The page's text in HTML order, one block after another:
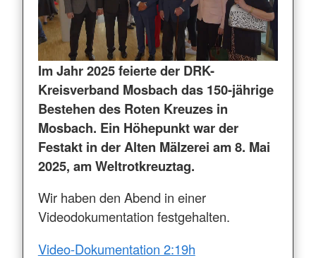
Im Jahr 2025 feierte der DRK-
Kreisverband Mosbach das 150-jährige
Bestehen des Roten Kreuzes in
Mosbach. Ein Höhepunkt war der
Festakt in der Alten Mälzerei am 8. Mai
2025, am Weltrotkreuztag.
Wir haben den Abend in einer
Videodokumentation festgehalten.
Video-Dokumentation 2:19h